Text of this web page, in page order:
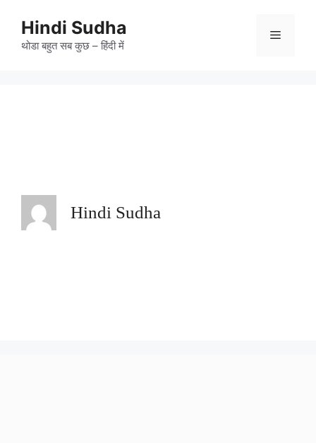
contentHindi Sudha
थोडा बहुत सब कुछ – हिंदी में
Menu
Hindi Sudha